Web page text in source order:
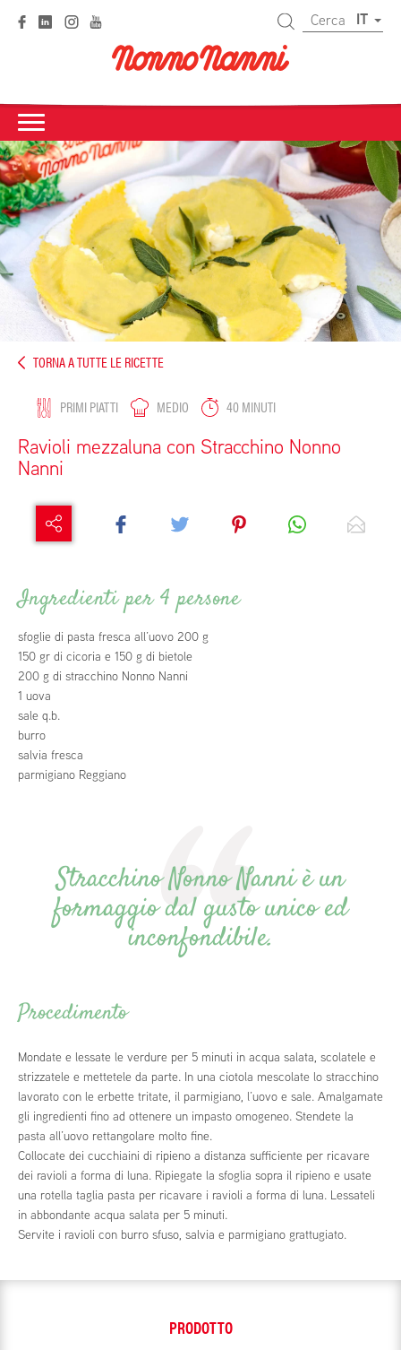
IT
TORNA A TUTTE LE RICETTE
PRIMI PIATTI MEDIO 40 MINUTI
Ravioli mezzaluna con Stracchino Nonno
Nanni
Ingredienti per 4 persone
sfoglie di pasta fresca all’uovo 200 g
150 gr di cicoria e 150 g di bietole
200 g di stracchino Nonno Nanni
1 uova
sale q.b.
burro
salvia fresca
parmigiano Reggiano
Stracchino Nonno Nanni è un
formaggio dal gusto unico ed
inconfondibile.
Procedimento
Mondate e lessate le verdure per 5 minuti in acqua salata, scolatele e
strizzatele e mettetele da parte. In una ciotola mescolate lo stracchino
lavorato con le erbette tritate, il parmigiano, l’uovo e sale. Amalgamate
gli ingredienti fino ad ottenere un impasto omogeneo. Stendete la
pasta all’uovo rettangolare molto fine.
Collocate dei cucchiaini di ripieno a distanza sufficiente per ricavare
dei ravioli a forma di luna. Ripiegate la sfoglia sopra il ripieno e usate
una rotella taglia pasta per ricavare i ravioli a forma di luna. Lessateli
in abbondante acqua salata per 5 minuti.
Servite i ravioli con burro sfuso, salvia e parmigiano grattugiato.
PRODOTTO